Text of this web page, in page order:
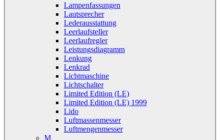
Lampenfassungen
Lautsprecher
Lederausstattung
Leerlaufsteller
Leerlaufregler
Leistungsdiagramm
Lenkung
Lenkrad
Lichtmaschine
Lichtschalter
Limited Edition (LE)
Limited Edition (LE) 1999
Lido
Luftmassenmesser
Luftmengenmesser
M